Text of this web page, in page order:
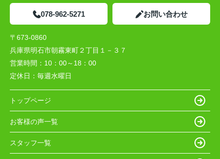
078-962-5271 お問い合わせ
〒673-0860
兵庫県明石市朝霧東町２丁目１－３７
営業時間： 10：00～18：00
定休日： 毎週水曜日
トップページ
お客様の声一覧
スタッフ一覧